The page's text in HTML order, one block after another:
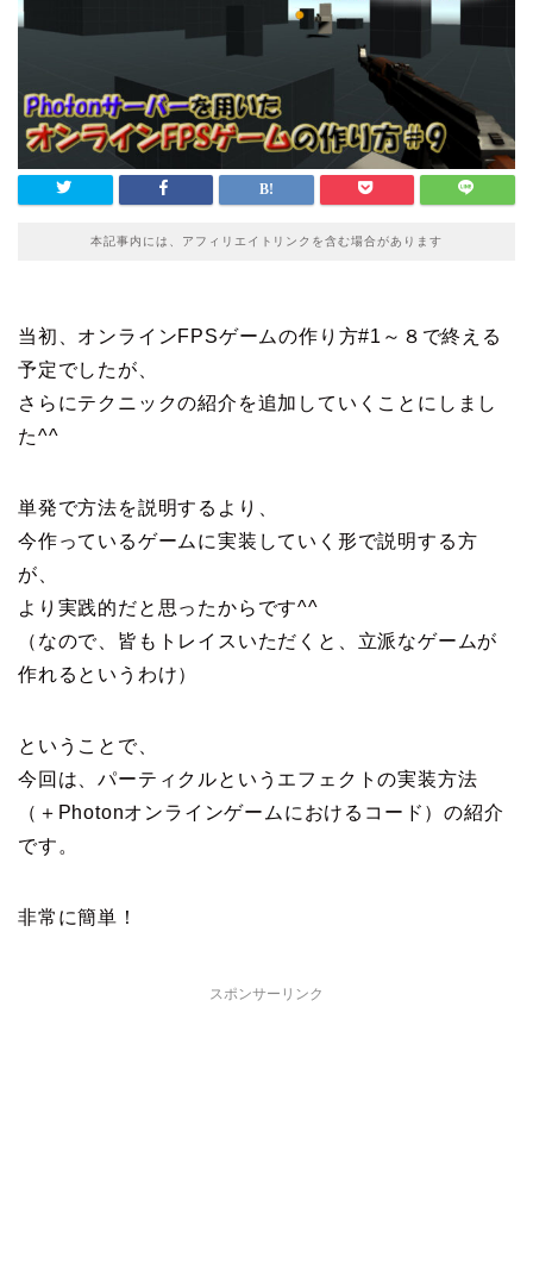
本記事内には、アフィリエイトリンクを含む場合があります
当初、オンラインFPSゲームの作り方#1～８で終える
予定でしたが、
さらにテクニックの紹介を追加していくことにしまし
た^^
単発で方法を説明するより、
今作っているゲームに実装していく形で説明する方
が、
より実践的だと思ったからです^^
（なので、皆もトレイスいただくと、立派なゲームが
作れるというわけ）
ということで、
今回は、パーティクルというエフェクトの実装方法
（＋Photonオンラインゲームにおけるコード）の紹介
です。
非常に簡単！
スポンサーリンク